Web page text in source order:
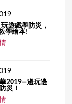
遊戲學防災，
學繪本!
2019—邊玩邊
災！